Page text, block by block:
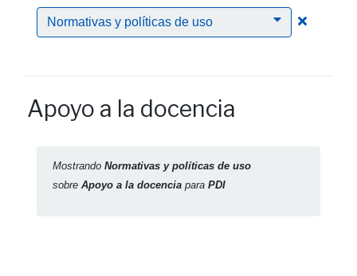
Normativas y políticas de uso Clic
Apoyo a la docencia
Mostrando Normativas y políticas de uso
sobre Apoyo a la docencia para PDI